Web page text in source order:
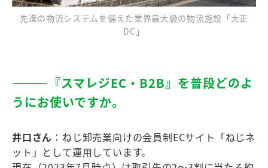
先進の物流システムを備えた業界最大級の物流施設「大正
DC」
―――『スマレジEC・B2B』を普段どのよ
うにお使いですか。
井口さん ：ねじ卸売業向けの会員制ECサイト「ねじネ
ット」として運用しています。